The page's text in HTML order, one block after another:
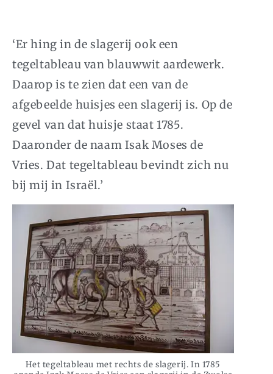
‘Er hing in de slagerij ook een
tegeltableau van blauwwit aardewerk.
Daarop is te zien dat een van de
afgebeelde huisjes een slagerij is. Op de
gevel van dat huisje staat 1785.
Daaronder de naam Isak Moses de
Vries. Dat tegeltableau bevindt zich nu
bij mij in Israël.’
Het tegeltableau met rechts de slagerij. In 1785